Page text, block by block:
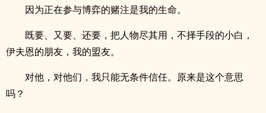
因为正在参与博弈的赌注是我的生命。
既要、又要、还要，把人物尽其用，不择手段的小白，
伊夫恩的朋友，我的盟友。
对他，对他们，我只能无条件信任。原来是这个意思
吗？